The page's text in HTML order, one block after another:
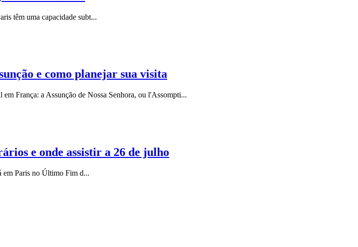
têm uma capacidade subt...
e como planejar sua visita
França: a Assunção de Nossa Senhora, ou l'Assompti...
e onde assistir a 26 de julho
em Paris no Último Fim d...